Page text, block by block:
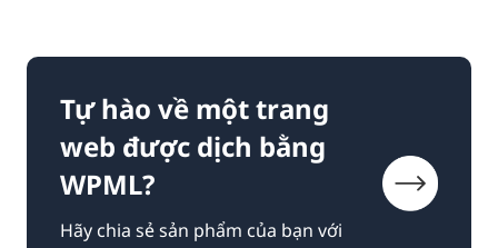
Tự hào về một trang
web được dịch bằng
WPML?
Hãy chia sẻ sản phẩm của bạn với